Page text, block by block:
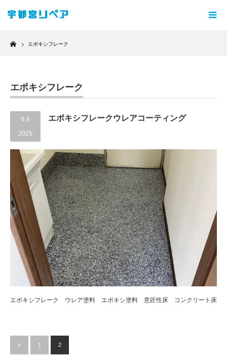
Home
エポキシフレーク
エポキシフレーク
6.8
2025
エポキシフレークウレアコーティング
エポキシフレーク ウレア塗料 エポキシ塗料 意匠性床 コンクリート床
« 1 2